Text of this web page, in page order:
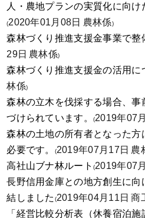
人・農地プランの実質化に向
(2020年01月08日 農林係)
森林づくり推進支援金事業で整
29日 農林係)
森林づくり推進支援金の活用に
林係)
森林の立木を伐採する場合、
づけられています。(2019年07
森林の土地の所有者となった
必要です。
(2019年07月17日 農
高社山ブナ林ルート(2019年07
長野信用金庫との地方創生に
結しました (2019年04月11日 商
「経営比較分析表（休養宿泊